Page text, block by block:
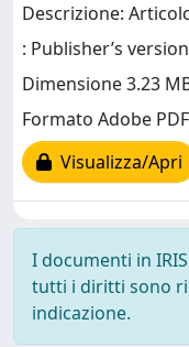
Descrizione:
: Publisher’s version
Dimensione 3.23
Formato Adobe PDF
Visualizza/Apri
I documenti in
tutti i diritti sono
indicazione.